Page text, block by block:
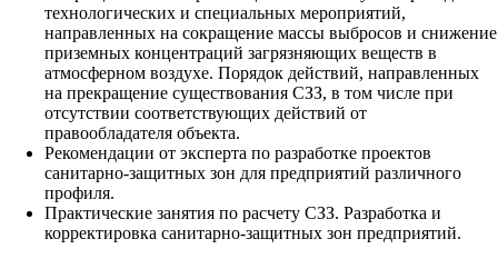
технологических и специальных мероприятий,
направленных на сокращение массы выбросов и снижение
приземных концентраций загрязняющих веществ в
атмосферном воздухе. Порядок действий, направленных
на прекращение существования СЗЗ, в том числе при
отсутствии соответствующих действий от
правообладателя объекта.
Рекомендации от эксперта по разработке проектов
санитарно-защитных зон для предприятий различного
профиля.
Практические занятия по расчету СЗЗ. Разработка и
корректировка санитарно-защитных зон предприятий.